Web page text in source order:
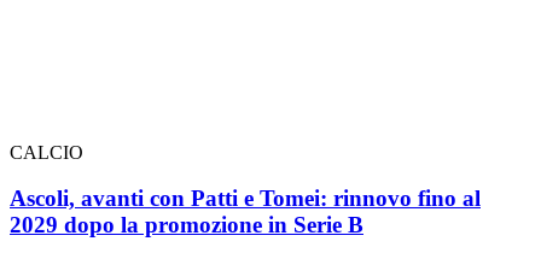
CALCIO
Ascoli, avanti con Patti e Tomei: rinnovo fino al
2029 dopo la promozione in Serie B